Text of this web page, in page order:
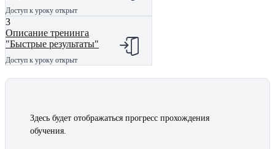
Доступ к уроку открыт
3
Описание тренинга
"Быстрые результаты"
Доступ к уроку открыт
Здесь будет отображаться прогресс прохождения
обучения.